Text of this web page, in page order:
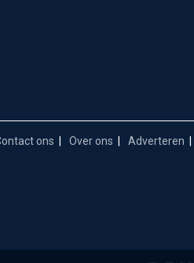
ons Over ons Adverteren